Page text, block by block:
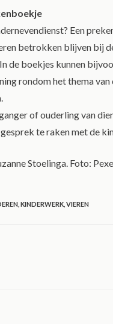
Een
betrokken blijven bij
de boekjes kunnen
rondom het thema
of ouderling van
te raken met de
Stoelinga. Foto:
KINDERWERK VIEREN